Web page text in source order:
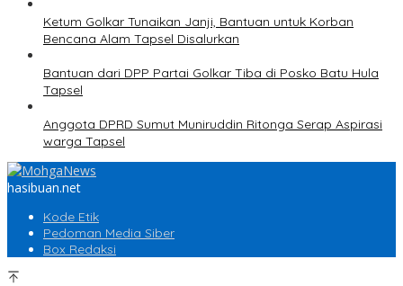
Ketum Golkar Tunaikan Janji, Bantuan untuk Korban
Bencana Alam Tapsel Disalurkan
Bantuan dari DPP Partai Golkar Tiba di Posko Batu Hula
Tapsel
Anggota DPRD Sumut Muniruddin Ritonga Serap Aspirasi
warga Tapsel
hasibuan.net
Kode Etik
Pedoman Media Siber
Box Redaksi